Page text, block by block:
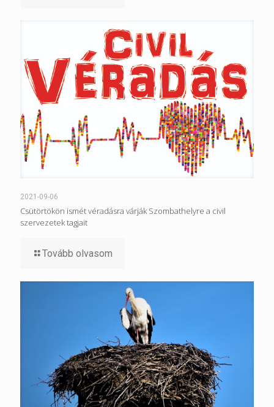
2021-09-06
Csütörtökön ismét véradásra várják Szombathelyre a civil
szervezetek tagjait
Tovább olvasom